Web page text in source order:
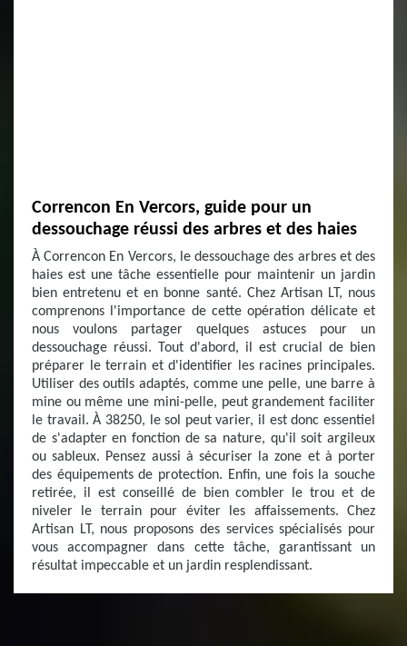
Correncon En Vercors, guide pour un
dessouchage réussi des arbres et des haies
À Correncon En Vercors, le dessouchage des arbres et des
haies est une tâche essentielle pour maintenir un jardin
bien entretenu et en bonne santé. Chez Artisan LT, nous
comprenons l'importance de cette opération délicate et
nous voulons partager quelques astuces pour un
dessouchage réussi. Tout d'abord, il est crucial de bien
préparer le terrain et d'identifier les racines principales.
Utiliser des outils adaptés, comme une pelle, une barre à
mine ou même une mini-pelle, peut grandement faciliter
le travail. À 38250, le sol peut varier, il est donc essentiel
de s'adapter en fonction de sa nature, qu'il soit argileux
ou sableux. Pensez aussi à sécuriser la zone et à porter
des équipements de protection. Enfin, une fois la souche
retirée, il est conseillé de bien combler le trou et de
niveler le terrain pour éviter les affaissements. Chez
Artisan LT, nous proposons des services spécialisés pour
vous accompagner dans cette tâche, garantissant un
résultat impeccable et un jardin resplendissant.